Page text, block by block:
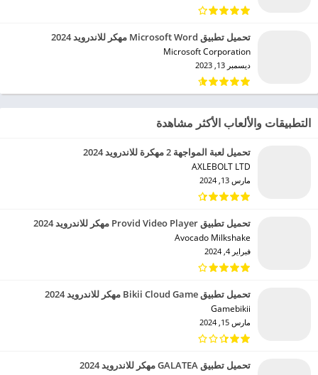
تحميل تطبيق Microsoft Word مهكر للاندرويد 2024
Microsoft Corporation‏
ديسمبر 13, 2023
التطبيقات والألعاب الأكثر مشاهدة
تحميل لعبة المواجهة 2 مهكرة للاندرويد 2024
AXLEBOLT LTD‏
مارس 13, 2024
تحميل تطبيق Provid Video Player مهكر للاندرويد 2024
Avocado Milkshake‏
فبراير 4, 2024
تحميل تطبيق Bikii Cloud Game مهكر للاندرويد 2024
Gamebikii‏
مارس 15, 2024
تحميل تطبيق GALATEA مهكر للاندرويد 2024